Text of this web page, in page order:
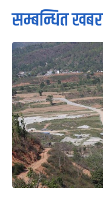
सम्बन्धित खबर